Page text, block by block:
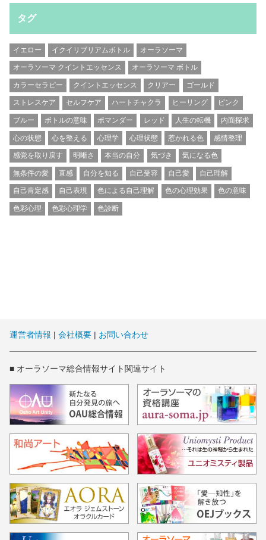
タグ
イエロー イクイリブリアムボトル オーラソーマ
オーラソーマ クイントエッセンス オーラソーマ ボトル
カラーセラピー クイントエッセンス クリアー ゴールド
ストレスケア セルフケア ハートチャクラ ヒーリング ピンク
ブルー ボトルの意味 ポマンダー レッド 人生の転機 内面探求
心の状態 心を整える 心理学 心理状態 惹かれる色 感情整理
感覚を取り戻す 明晰さ 本当の自分 気づき 気になる色
無条件の愛 直感 自分を知る 自己受容 自己愛 自己理解
自己肯定感 自己表現 色による自己理解 色の心理効果 色の意味
色彩心理 色彩心理学 色診断
運営者情報 | 会社概要 | お問い合わせ
■ オーラソーマ総合情報サイト関連サイト